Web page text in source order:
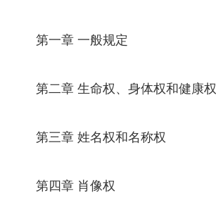
第一章 一般规定
第二章 生命权、身体权和健康权
第三章 姓名权和名称权
第四章 肖像权